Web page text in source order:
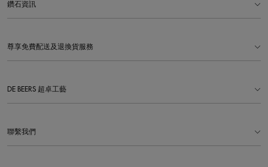
鑽石資訊
尊享免費配送及退換貨服務
DE BEERS 超卓工藝
聯繫我們